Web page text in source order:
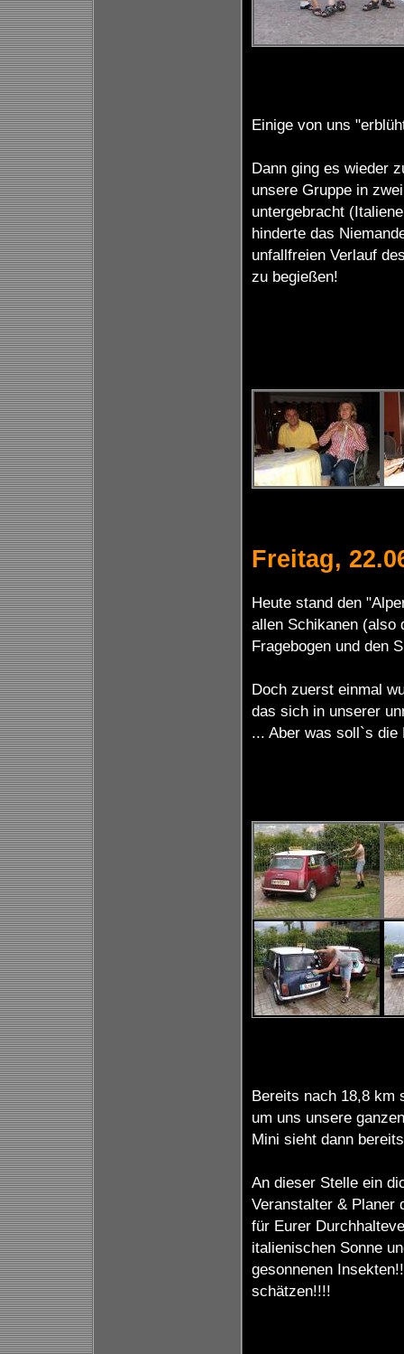
Einige von uns
Dann ging es wieder
unsere Gruppe in
untergebracht
hinderte das
unfallfreien Verlauf
zu begießen!
Freitag,
Heute stand den
allen Schikanen (also
Fragebogen und den
Doch zuerst einmal
das sich in unserer
... Aber was soll`s die
Bereits nach 18,8 km
um uns unsere
Mini sieht dann
An dieser Stelle ein
Veranstalter & Planer
für Eurer
italienischen Sonne
gesonnenen
schätzen!!!!